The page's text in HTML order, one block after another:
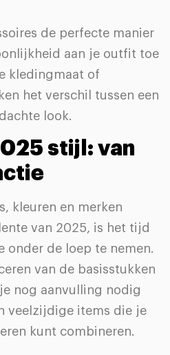
de perfecte manier
aan je outfit toe
kledingmaat of
het verschil tussen een
look.
stijl: van
kleuren en merken
van 2025, is het tijd
onder de loep te nemen.
van de basisstukken
nog aanvulling nodig
veelzijdige items die je
kunt combineren.